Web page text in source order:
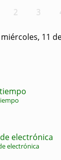
2 3
11
electrónica
electrónica